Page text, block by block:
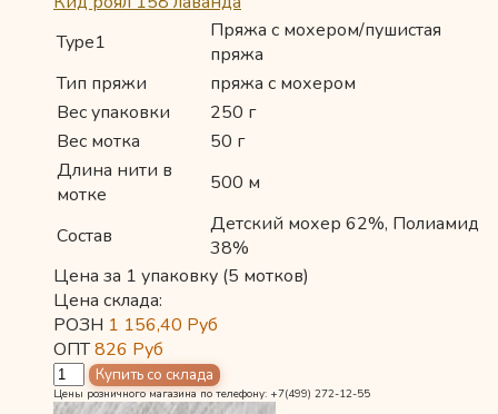
Type1
Пряжа с мохером/пушистая
пряжа
Тип пряжи
пряжа с мохером
Вес упаковки
250 г
Вес мотка
50 г
Длина нити в
мотке
500 м
Состав
Детский мохер 62%, Полиамид
38%
Цена за 1 упаковку (5 мотков)
Цена склада:
РОЗН 1 156,40 Руб
ОПТ826 Руб
Цены розничного магазина по телефону: +7(499) 272-12-55